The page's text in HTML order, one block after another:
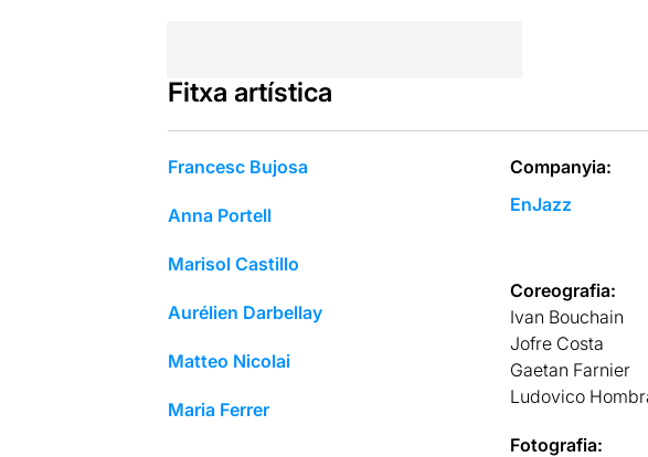
Fitxa artística
Francesc Bujosa
Anna Portell
Marisol Castillo
Aurélien Darbellay
Matteo Nicolai
Maria Ferrer
Companyia:
EnJazz
Coreografia:
Ivan Bouchain
Jofre Costa
Gaetan Farnier
Ludovico
Fotografia: